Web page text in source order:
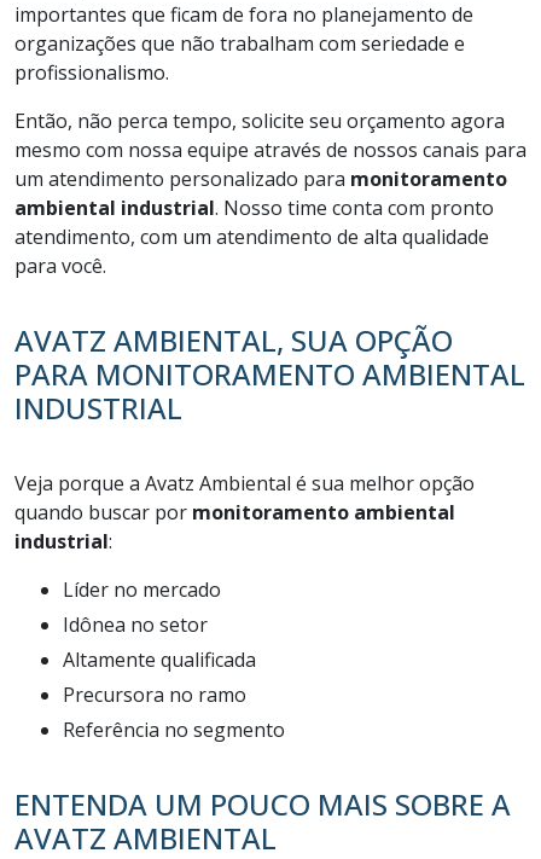
importantes que ficam de fora no planejamento de
organizações que não trabalham com seriedade e
profissionalismo.
Então, não perca tempo, solicite seu orçamento agora
mesmo com nossa equipe através de nossos canais para
um atendimento personalizado para monitoramento
ambiental industrial. Nosso time conta com pronto
atendimento, com um atendimento de alta qualidade
para você.
AVATZ AMBIENTAL, SUA OPÇÃO
PARA MONITORAMENTO AMBIENTAL
INDUSTRIAL
Veja porque a Avatz Ambiental é sua melhor opção
quando buscar por monitoramento ambiental
industrial:
líder no mercado
idônea no setor
altamente qualificada
precursora no ramo
referência no segmento
ENTENDA UM POUCO MAIS SOBRE A
AVATZ AMBIENTAL